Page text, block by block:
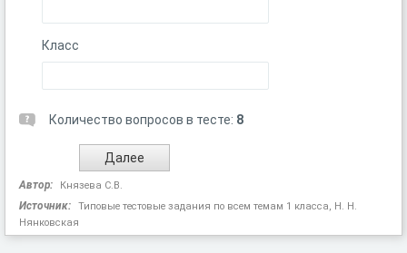
Класс
Количество вопросов в тесте: 8
Автор: Князева С.В.
Источник:
Типовые тестовые задания по всем темам 1 класса, Н. Н.
Нянковская